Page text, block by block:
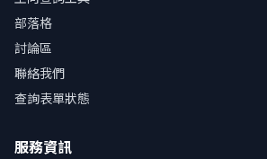
部落格
討論區
聯絡我們
查詢表單狀態
服務資訊